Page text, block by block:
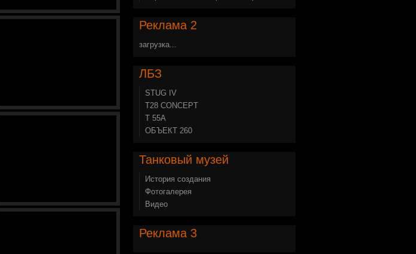
Реклама 2
загрузка...
ЛБЗ
STUG IV
Т28 CONCEPT
Т 55А
ОБЪЕКТ 260
Танковый музей
История создания
Фотогалерея
Видео
Реклама 3